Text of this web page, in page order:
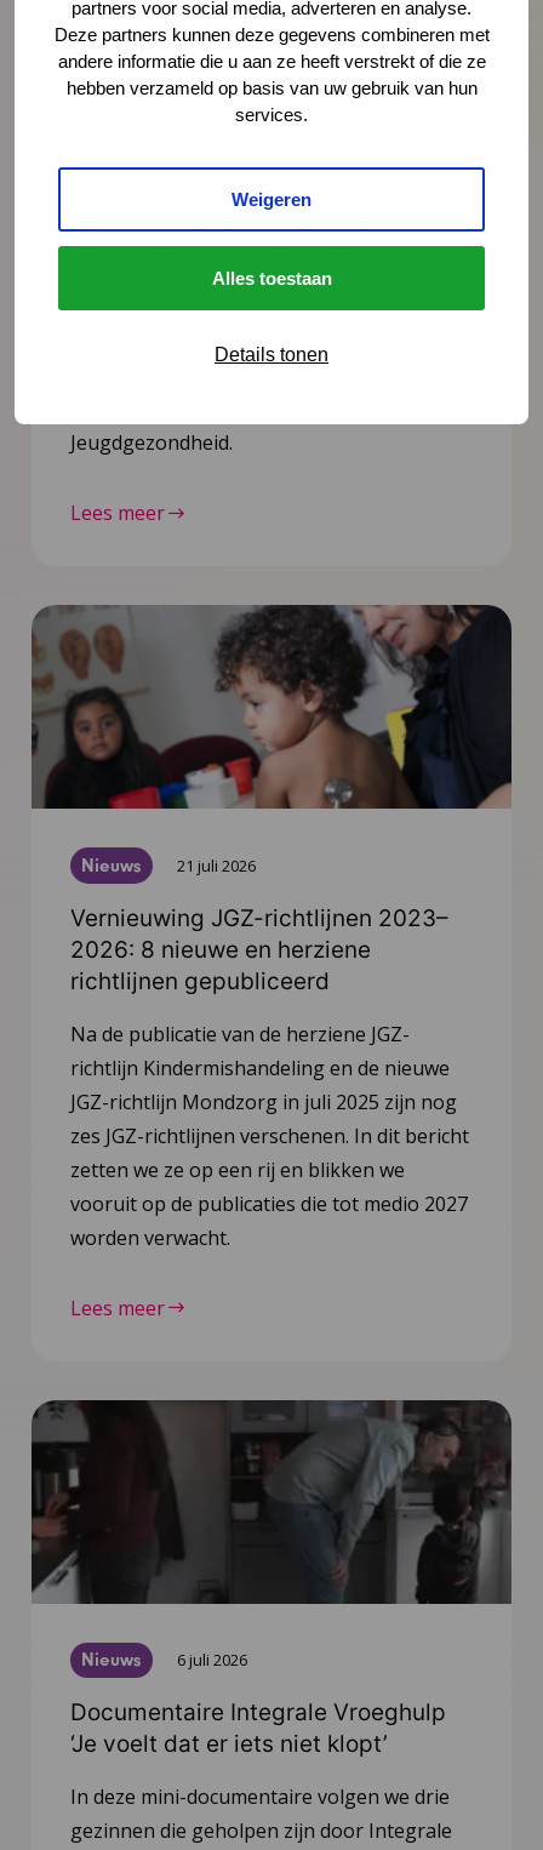
partners voor social media, adverteren en analyse.
Deze partners kunnen deze gegevens combineren met
andere informatie die u aan ze heeft verstrekt of die ze
hebben verzameld op basis van uw gebruik van hun
services.
Weigeren
Alles toestaan
Details tonen
Nieuws 4 augustus 2026
Opinie: Vakantie? De stress van
ouders loopt alleen maar op
Juist op het moment dat ouders snakken
naar rust, staan ze er alleen voor. Schiet
Jeugdgezondheid.
Lees meer
Nieuws 21 juli 2026
Vernieuwing JGZ-richtlijnen 2023–
2026: 8 nieuwe en herziene
richtlijnen gepubliceerd
Na de publicatie van de herziene JGZ-
richtlijn Kindermishandeling en de nieuwe
JGZ-richtlijn Mondzorg in juli 2025 zijn nog
zes JGZ-richtlijnen verschenen. In dit bericht
zetten we ze op een rij en blikken we
vooruit op de publicaties die tot medio 2027
worden verwacht.
Lees meer
Nieuws 6 juli 2026
Documentaire Integrale Vroeghulp
‘Je voelt dat er iets niet klopt’
In deze mini-documentaire volgen we drie
gezinnen die geholpen zijn door Integrale